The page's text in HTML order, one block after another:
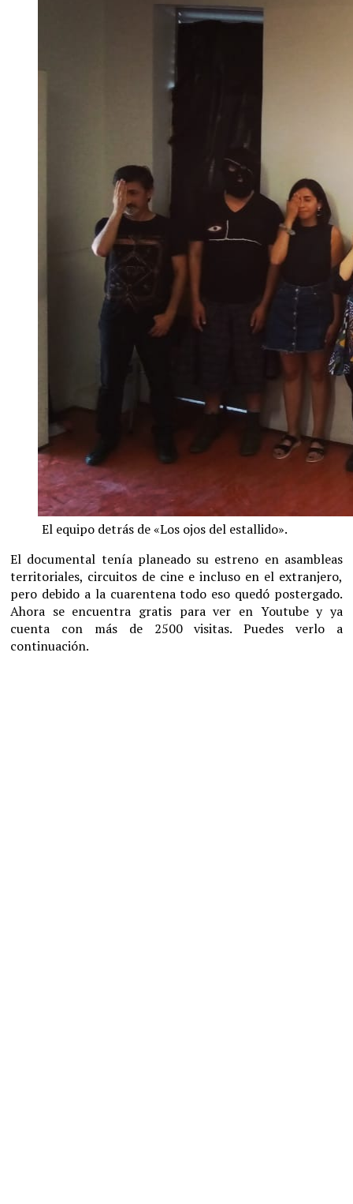
El equipo detrás de «Los ojos del estallido».
El documental tenía planeado su estreno en asambleas
territoriales, circuitos de cine e incluso en el extranjero,
pero debido a la cuarentena todo eso quedó postergado.
Ahora se encuentra gratis para ver en Youtube y ya
cuenta con más de 2500 visitas. Puedes verlo a
continuación.